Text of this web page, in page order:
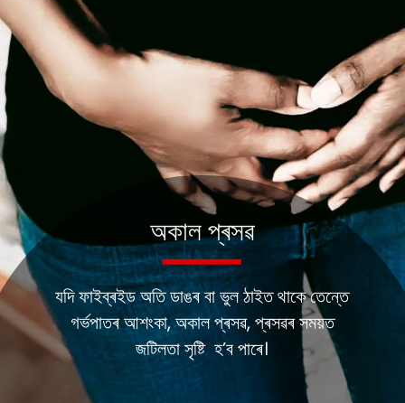
যদি ফাইব্ৰইড অতি ডাঙৰ বা ভুল ঠাইত থাকে তেন্তে
গৰ্ভপাতৰ আশংকা, অকাল প্ৰসৱ, প্ৰসৱৰ সময়ত
জটিলতা সৃষ্টি হ’ব পাৰে।
অকাল প্ৰসৱ